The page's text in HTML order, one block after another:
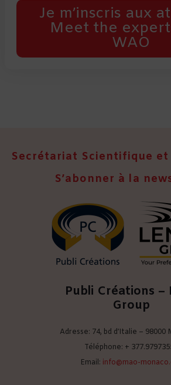
Je m’inscris aux
Meet the
WAO
Secrétariat Scientifique
S’abonner à la
Publi Créations –
Group
Adresse: 74, bd d’Italie – 98000
Téléphone: +
Email: info@mao-